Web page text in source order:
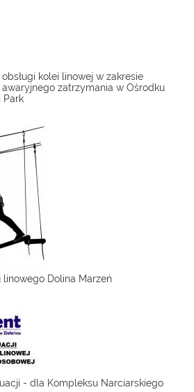
kolei linowej w zakresie
zatrzymania w Ośrodku
Park
linowego Dolina Marzeń
- dla Kompleksu Narciarskiego